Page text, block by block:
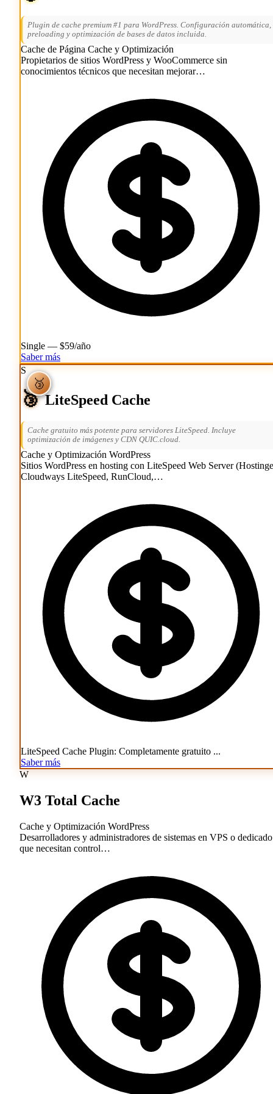
Plugin de cache premium #1 para WordPress. Configuración automática,
preloading y optimización de bases de datos incluida.
Cache de Página Cache y Optimización
Propietarios de sitios WordPress y WooCommerce sin
conocimientos técnicos que necesitan mejorar…
Single — $59/año
Saber más
🥉
🥉
S
🥉LiteSpeed Cache
Cache gratuito más potente para servidores LiteSpeed. Incluye
optimización de imágenes y CDN QUIC.cloud.
Cache y Optimización WordPress
Sitios WordPress en hosting con LiteSpeed Web Server
Cloudways LiteSpeed, RunCloud,…
LiteSpeed Cache Plugin: Completamente gratuito ...
Saber más
W
W3 Total Cache
Cache y Optimización WordPress
Desarrolladores y administradores de sistemas en VPS o dedicado
que necesitan control…